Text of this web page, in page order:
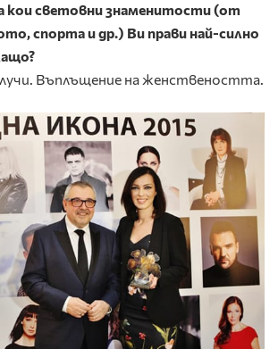
кои световни знаменитости (от
спорта и др.) Ви прави най-силно
Въплъщение на женствеността.